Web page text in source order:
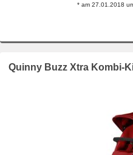
* am 27.01.2018
Quinny Buzz Xtra Kombi-